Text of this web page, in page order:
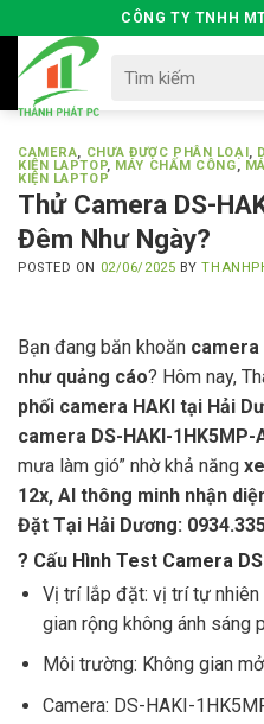
to
content
CÔNG TY TNHH
for:
CAMERA, CHƯA ĐƯỢC PHÂN LOẠI,
KIỆN LAPTOP, MÁY CHẤM CÔNG,
KIỆN LAPTOP
Thử Camera DS-
Đêm Như Ngày?
POSTED ON 02/06/2025 BY
Bạn đang băn khoăn
như quảng cáo? Hôm nay,
phối camera HAKI tại Hải
camera DS-HAKI-1HK5MP-
mưa làm gió” nhờ khả năng
12x, AI thông minh nhận
Đặt Tại Hải Dương:
? Cấu Hình Test Camera
Vị trí lắp đặt: vị trí tự
gian rộng không ánh sáng
Môi trường: Không gian
Camera: DS-HAKI-